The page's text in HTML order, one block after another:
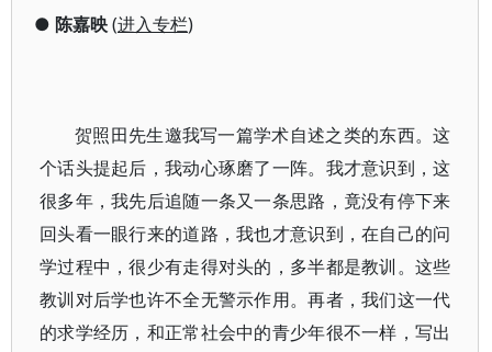
● 陈嘉映(进入专栏)
贺照田先生邀我写一篇学术自述之类的东西。这
个话头提起后，我动心琢磨了一阵。我才意识到，这
很多年，我先后追随一条又一条思路，竟没有停下来
回头看一眼行来的道路，我也才意识到，在自己的问
学过程中，很少有走得对头的，多半都是教训。这些
教训对后学也许不全无警示作用。再者，我们这一代
的求学经历，和正常社会中的青少年很不一样，写出